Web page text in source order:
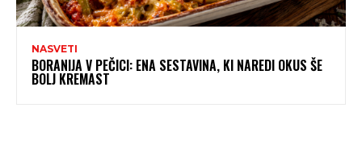
NASVETI
BORANIJA V PEČICI: ENA SESTAVINA, KI NAREDI OKUS ŠE
BOLJ KREMAST